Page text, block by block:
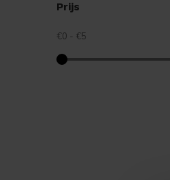
Prijs
€0 - €5